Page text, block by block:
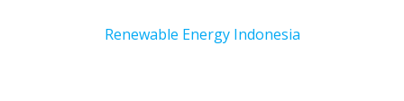
Renewable Energy Indonesia